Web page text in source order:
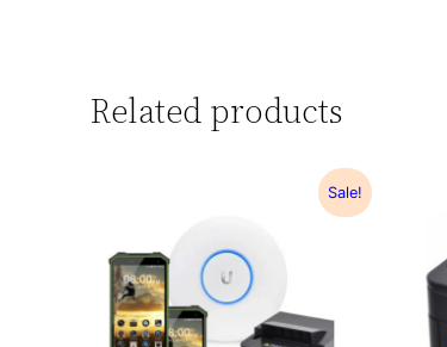
Related products
Sale!